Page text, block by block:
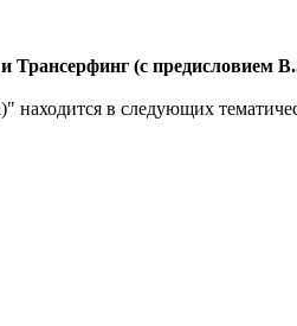
Трансерфинг (с предисловием
в следующих